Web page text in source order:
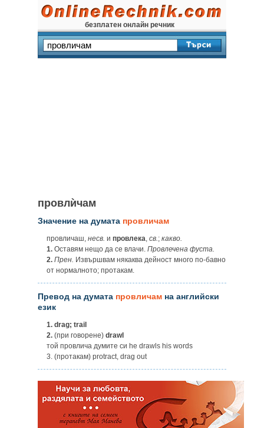
безплатен онлайн речник
провлѝчам
Значение на думата провличам
провличаш, несв. и провлека, св.; какво.
1. Оставям нещо да се влачи. Провлечена фуста.
2. Прен. Извършвам някаква дейност много по-бавно
от нормалното; протакам.
Превод на думата провличам на английски
език
1. drag; trail
2. (при говорене) drawl
той провлича думите си he drawls his words
3. (протакам) protract, drag out